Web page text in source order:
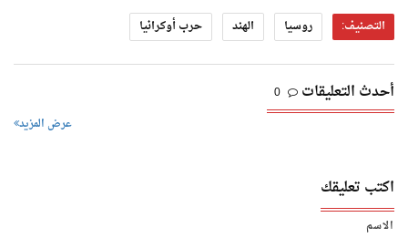
التصنيف:
روسيا الهند حرب أوكرانيا
أحدث التعليقات 0
عرض المزيد
اكتب تعليقك
الاسم